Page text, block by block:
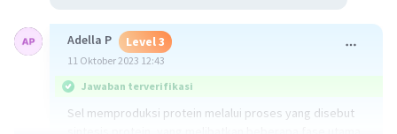
Adella P Level 3
11 Oktober 2023 12:43
Jawaban terverifikasi
Sel memproduksi protein melalui proses yang disebut